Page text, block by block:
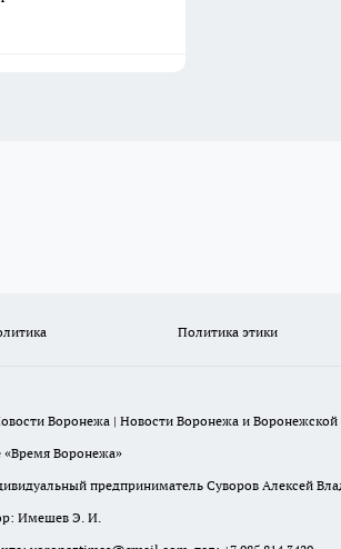
Политика этики
Воронежа | Новости Воронежа и Воронежской
«Время Воронежа»
предприниматель Суворов Алексей
Имешев Э. И.